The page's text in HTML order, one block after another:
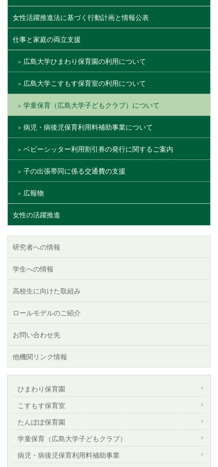
女性活躍推進法に基づく行動計画と情報公表
仕事と家庭の両立支援
広島大学ひまわり保育園の利用について
広島大学こすもす保育室の利用について
学童保育（広島大学子どもクラブ）について
病児・病後児保育利用料補助事業について
ベビーシッター利用割引券の発行に関するご案内
子の出張帯同に係る交通費の支援
広報物
女性の活躍推進
研究者への情報
学生への情報
高校生に向けた取組み
ロールモデルのご紹介
お問い合わせ先
他機関リンク情報
ひまわり保育園
こすもす保育室
たんぽぽ保育園
学童保育（広島大学子どもクラブ）
病児・病後児保育利用料補助事業